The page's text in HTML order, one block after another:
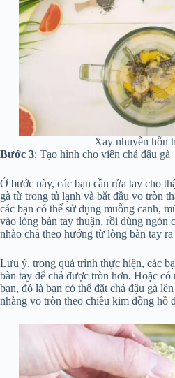
Xay nhuyễn hỗn
Bước 3: Tạo hình cho viên chả đậu gà
Ở bước này, các bạn cần rửa tay cho
gà từ trong tủ lạnh và bắt đầu vo tròn
các bạn có thể sử dụng muỗng canh,
vào lòng bàn tay thuận, rồi dùng ngón
nhào chả theo hướng từ lòng bàn tay
Lưu ý, trong quá trình thực hiện, các
bàn tay để chả được tròn hơn. Hoặc có
bạn, đó là bạn có thể đặt chả đậu gà
nhàng vo tròn theo chiều kim đồng hồ